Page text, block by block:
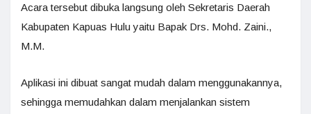
Acara tersebut dibuka langsung oleh Sekretaris Daerah
Kabupaten Kapuas Hulu yaitu Bapak Drs. Mohd. Zaini.,
M.M.
Aplikasi ini dibuat sangat mudah dalam menggunakannya,
sehingga memudahkan dalam menjalankan sistem